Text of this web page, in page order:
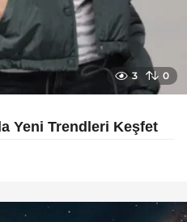
3 0
Yeni Trendleri Keşfet